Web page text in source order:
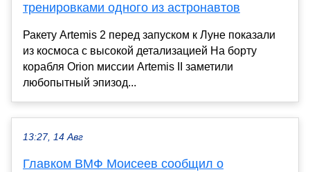
тренировками одного из астронавтов
Ракету Artemis 2 перед запуском к Луне показали
из космоса с высокой детализацией На борту
корабля Orion миссии Artemis II заметили
любопытный эпизод...
13:27, 14 Авг
Главком ВМФ Моисеев сообщил о